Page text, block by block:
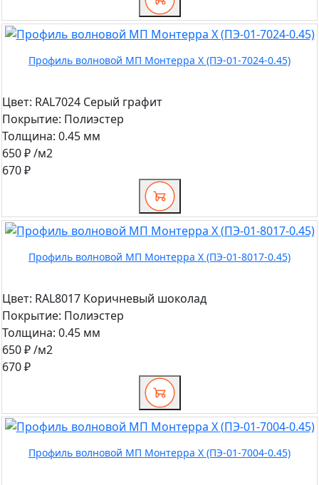
Профиль волновой МП Монтерра X (ПЭ-01-7024-0.45)
Цвет: RAL7024 Серый графит
Покрытие: Полиэстер
Толщина: 0.45 мм
650 ₽/м2
670 ₽
Профиль волновой МП Монтерра X (ПЭ-01-8017-0.45)
Цвет: RAL8017 Коричневый шоколад
Покрытие: Полиэстер
Толщина: 0.45 мм
650 ₽/м2
670 ₽
Профиль волновой МП Монтерра X (ПЭ-01-7004-0.45)